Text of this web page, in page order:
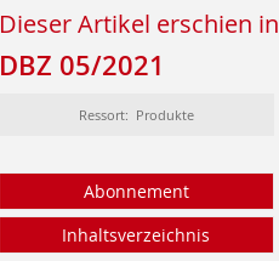
Dieser Artikel erschien in
DBZ 05/2021
Ressort: Produkte
Abonnement
Inhaltsverzeichnis